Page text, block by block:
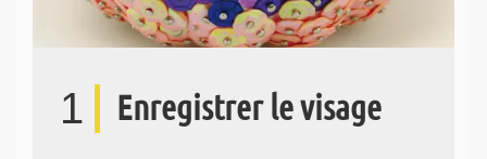
1 Enregistrer le visage